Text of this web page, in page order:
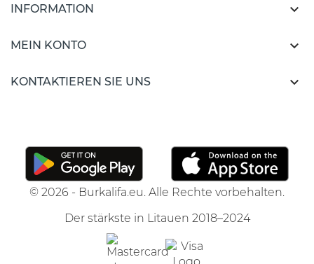
INFORMATION 
MEIN KONTO 
KONTAKTIEREN SIE UNS 
© 2026 - Burkalifa.eu. Alle Rechte vorbehalten.
Der stärkste in Litauen 2018–2024